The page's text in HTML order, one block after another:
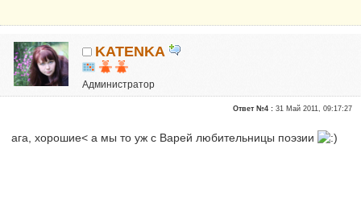
KATENKA
Администратор
Репутация:
Ответ №4 :31 Май 2011, 09:17:27
ага, хорошие< а мы то уж с Варей любительницы поэзии